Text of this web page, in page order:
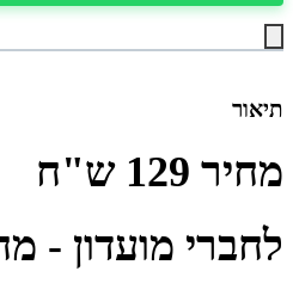
תיאור
מחיר 129 ש"ח
לחברי מועדון -